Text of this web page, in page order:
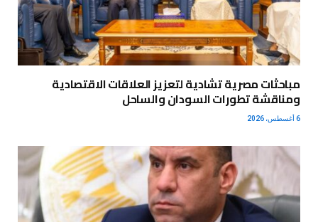
مباحثات مصرية تشادية لتعزيز العلاقات الاقتصادية
ومناقشة تطورات السودان والساحل
6 أغسطس، 2026